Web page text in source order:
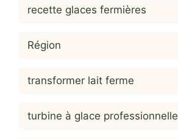
recette glaces fermières
Région
transformer lait ferme
turbine à glace professionnelle